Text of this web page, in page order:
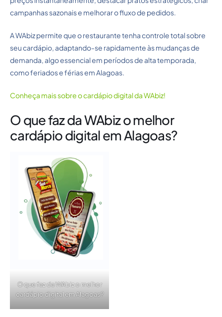
campanhas sazonais e melhorar o fluxo de pedidos.
A WAbiz permite que o restaurante tenha controle total sobre
seu cardápio, adaptando-se rapidamente às mudanças de
demanda, algo essencial em períodos de alta temporada,
como feriados e férias em Alagoas.
Conheça mais sobre o cardápio digital da WAbiz!
O que faz da WAbiz o melhor
cardápio digital em Alagoas?
O que faz da WAbiz o melhor
cardápio digital em Alagoas?